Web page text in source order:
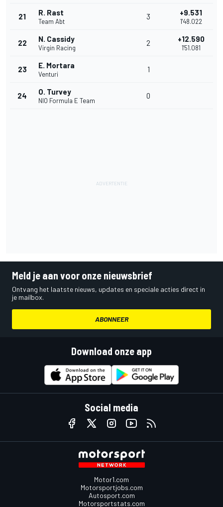
21 R. Rast
Team Abt
3 +9.531
1'48.022
22 N. Cassidy
Virgin Racing
2 +12.590
1'51.081
23 E. Mortara
Venturi
1
24 O. Turvey
NIO Formula E Team
0
Meld je aan voor onze nieuwsbrief
Ontvang het laatste nieuws, updates en speciale acties direct in
je mailbox.
ABONNEER
Download onze app
Social media
Motor1.com
Motorsportjobs.com
Autosport.com
Motorsportstats.com